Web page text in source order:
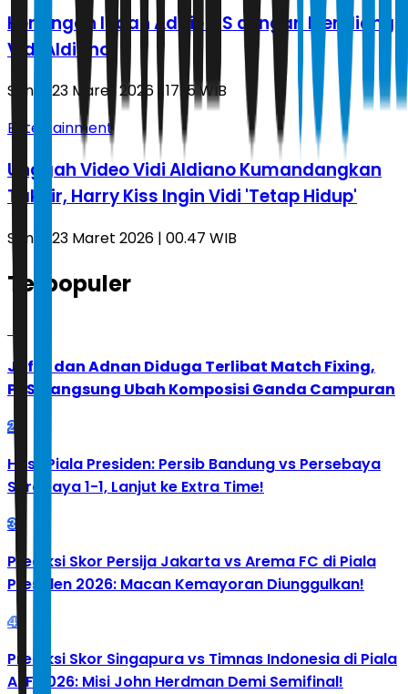
Kenangan Indah Addie MS dengan Mendiang
Vidi Aldiano
Senin, 23 Maret 2026 | 17.15 WIB
Entertainment
Unggah Video Vidi Aldiano Kumandangkan
Takbir, Harry Kiss Ingin Vidi 'Tetap Hidup'
Senin, 23 Maret 2026 | 00.47 WIB
Terpopuler
Jafar dan Adnan Diduga Terlibat Match Fixing,
PBSI Langsung Ubah Komposisi Ganda Campuran
2
Hasil Piala Presiden: Persib Bandung vs Persebaya
Surabaya 1-1, Lanjut ke Extra Time!
3
Prediksi Skor Persija Jakarta vs Arema FC di Piala
Presiden 2026: Macan Kemayoran Diunggulkan!
4
Prediksi Skor Singapura vs Timnas Indonesia di Piala
AFF 2026: Misi John Herdman Demi Semifinal!